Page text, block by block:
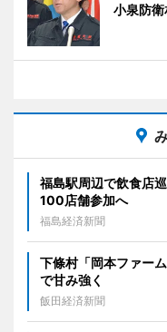
小泉防
福島駅周辺で飲食店
100店舗参加へ
福島経済新聞
下條村「岡本ファー
で甘み強く
飯田経済新聞